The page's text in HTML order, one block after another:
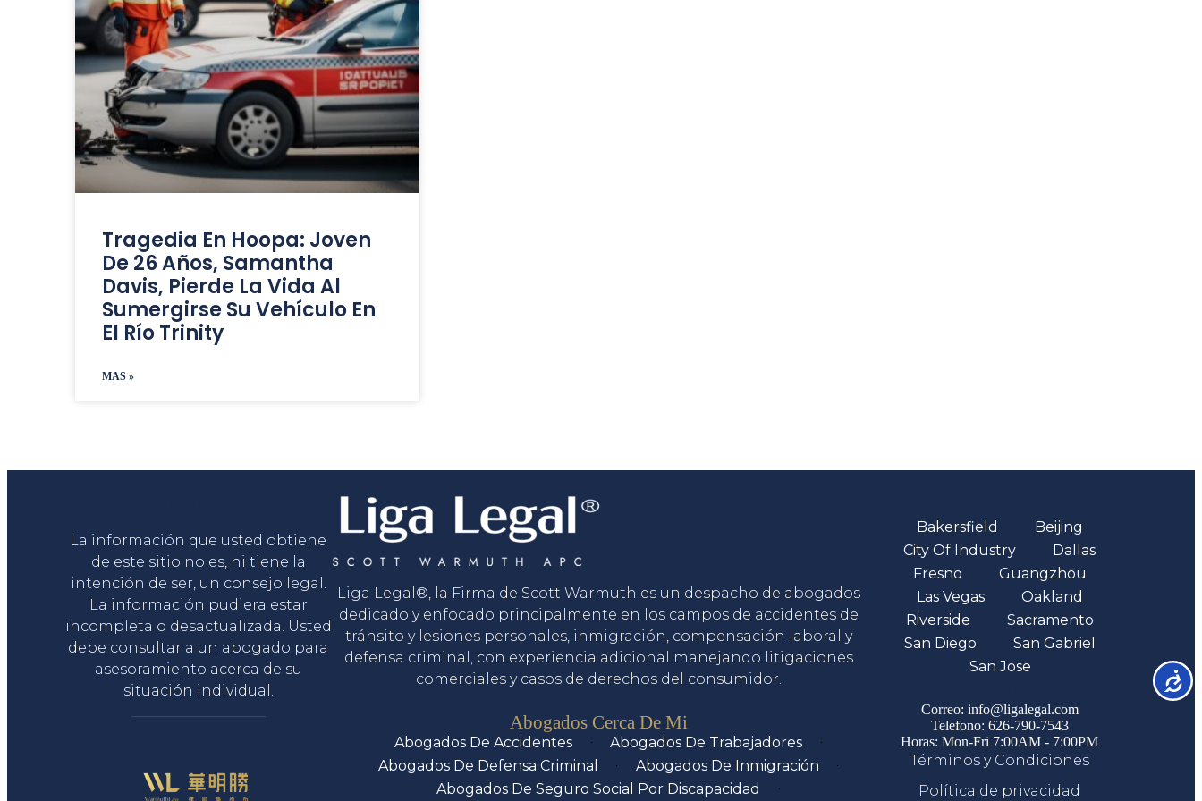
Tragedia En Hoopa: Joven
De 26 Años, Samantha
Davis, Pierde La Vida Al
Sumergirse Su Vehículo En
El Río Trinity
MAS »
La información que usted obtiene
de este sitio no es, ni tiene la
intención de ser, un consejo legal.
La información pudiera estar
incompleta o desactualizada. Usted
debe consultar a un abogado para
asesoramiento acerca de su
situación individual.
Liga Legal®, la Firma de Scott Warmuth es un despacho de abogados
dedicado y enfocado principalmente en los campos de accidentes de
tránsito y lesiones personales, inmigración, compensación laboral y
defensa criminal, con experiencia adicional manejando litigaciones
comerciales y casos de derechos del consumidor.
Abogados Cerca De Mi
Abogados De Accidentes
Abogados De Trabajadores
Abogados De Defensa Criminal
Abogados De Inmigración
Abogados De Seguro Social Por Discapacidad
Bakersfield
Beijing
City Of Industry
Dallas
Fresno
Guangzhou
Las Vegas
Oakland
Riverside
Sacramento
San Diego
San Gabriel
San Jose
Correo: info@ligalegal.com
Telefono: 626-790-7543
Horas: Mon-Fri 7:00AM - 7:00PM
Términos y Condiciones
Política de privacidad